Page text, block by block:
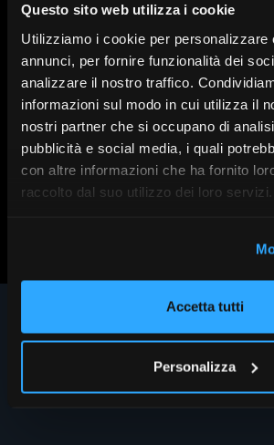
Questo sito web utilizza i cookie
Utilizziamo i cookie per personalizzare
annunci, per fornire funzionalità dei
analizzare il nostro traffico.
informazioni sul modo in cui utilizza il
nostri partner che si occupano di
pubblicità e social media, i quali
con altre informazioni che ha fornito
raccolto dal suo utilizzo dei loro servizi.
Accetta tutti
Personalizza
In collaborazione con:L'Economia
Sera
Serie: Risparmio e Altre Storie
Tema:Asset management
Data:23 febbraio 2026